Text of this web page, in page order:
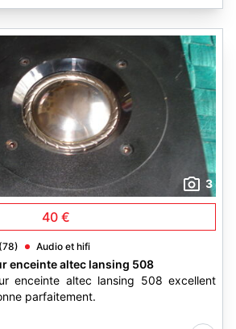
3
40 €
Audio et hifi
enceinte altec lansing 508
enceinte altec lansing 508 excellent
parfaitement.